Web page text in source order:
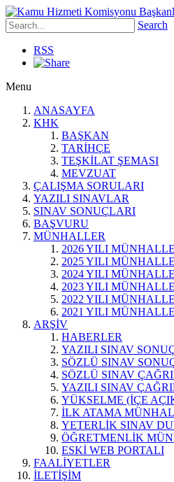
Search
RSS
Menu
ANASAYFA
KHK
BAŞKAN
TARİHÇE
TEŞKİLAT ŞEMASI
MEVZUAT
ÇALIŞMA SORULARI
YAZILI SINAVLAR
SINAV SONUÇLARI
BAŞVURU
MÜNHALLER
2026 YILI
2025 YILI
2024 YILI
2023 YILI
2022 YILI
2021 YILI
ARŞİV
HABERLER
YAZILI SINAV
SÖZLÜ SINAV
SÖZLÜ SINAV
YAZILI SINAV
YÜKSELME (İÇE
İLK ATAMA
YETERLİK SINAV
ÖĞRETMENLİK
ESKİ WEB PORTALI
FAALİYETLER
İLETİŞİM